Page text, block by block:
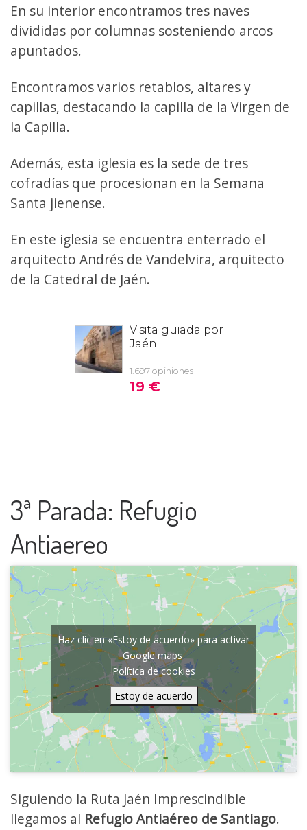
En su interior encontramos tres naves
divididas por columnas sosteniendo arcos
apuntados.
Encontramos varios retablos, altares y
capillas, destacando la capilla de la Virgen de
la Capilla.
Además, esta iglesia es la sede de tres
cofradías que procesionan en la Semana
Santa jienense.
En este iglesia se encuentra enterrado el
arquitecto Andrés de Vandelvira, arquitecto
de la Catedral de Jaén.
3ª Parada: Refugio
Antiaereo
Haz clic en «Estoy de acuerdo» para activar
Google maps
Política de cookies
Estoy de acuerdo
Siguiendo la Ruta Jaén Imprescindible
llegamos al Refugio Antiaéreo de Santiago.